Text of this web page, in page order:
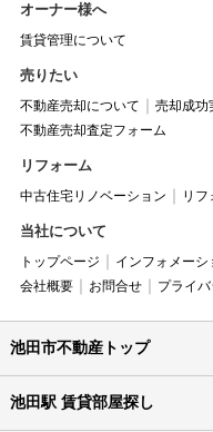
オーナー様へ
賃貸管理について
売りたい
不動産売却について 売却成功
不動産売却査定フォーム
リフォーム
中古住宅リノベーション リフ
当社について
トップページ インフォメーシ
会社概要
お問合せ プライ
池田市不動産トップ
池田駅 賃貸部屋探し